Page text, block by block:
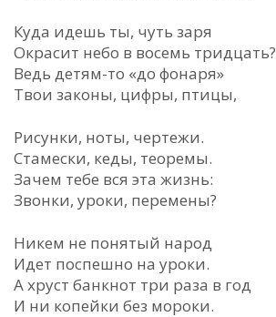
Куда идешь ты, чуть заря
Окрасит небо в восемь тридцать?
Ведь детям-то «до фонаря»
Твои законы, цифры, птицы,
Рисунки, ноты, чертежи.
Стамески, кеды, теоремы.
Зачем тебе вся эта жизнь:
Звонки, уроки, перемены?
Никем не понятый народ
Идет поспешно на уроки.
А хруст банкнот три раза в год
И ни копейки без мороки.